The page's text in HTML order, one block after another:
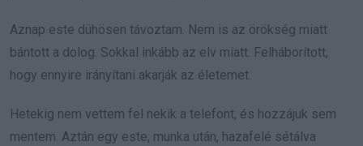
Aznap este dühösen távoztam. Nem is az örökség miatt
bántott a dolog. Sokkal inkább az elv miatt. Felháborított,
hogy ennyire irányítani akarják az életemet.
Hetekig nem vettem fel nekik a telefont, és hozzájuk sem
mentem. Aztán egy este, munka után, hazafelé sétálva